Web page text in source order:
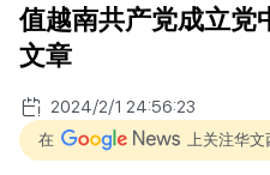
值越南共产党成立党
文章
2024/2/1 24:56:23
在 上关注华文